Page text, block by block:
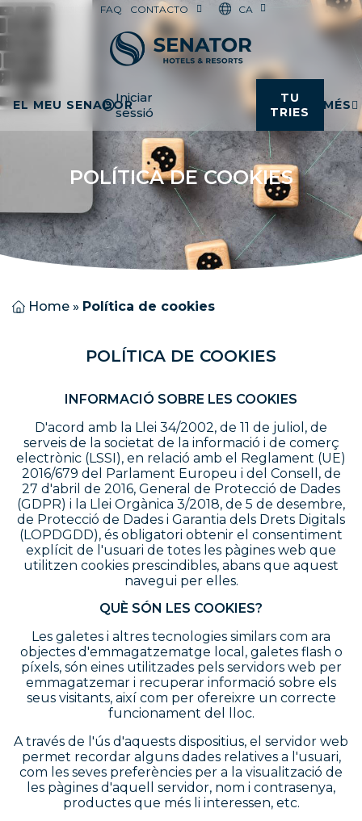
FAQ CONTACTO CA
EL MEU SENADORIniciar
sessió
TU
TRIES
MÉS
POLÍTICA DE COOKIES
Home » Política de cookies
POLÍTICA DE COOKIES
INFORMACIÓ SOBRE LES COOKIES
D'acord amb la Llei 34/2002, de 11 de juliol, de
serveis de la societat de la informació i de comerç
electrònic (LSSI), en relació amb el Reglament (UE)
2016/679 del Parlament Europeu i del Consell, de
27 d'abril de 2016, General de Protecció de Dades
(GDPR) i la Llei Orgànica 3/2018, de 5 de desembre,
de Protecció de Dades i Garantia dels Drets Digitals
(LOPDGDD), és obligatori obtenir el consentiment
explícit de l'usuari de totes les pàgines web que
utilitzen cookies prescindibles, abans que aquest
navegui per elles.
QUÈ SÓN LES COOKIES?
Les galetes i altres tecnologies similars com ara
objectes d'emmagatzematge local, galetes flash o
píxels, són eines utilitzades pels servidors web per
emmagatzemar i recuperar informació sobre els
seus visitants, així com per ofereixre un correcte
funcionament del lloc.
A través de l'ús d'aquests dispositius, el servidor web
permet recordar alguns dades relatives a l'usuari,
com les seves preferències per a la visualització de
les pàgines d'aquell servidor, nom i contrasenya,
productes que més li interessen, etc.